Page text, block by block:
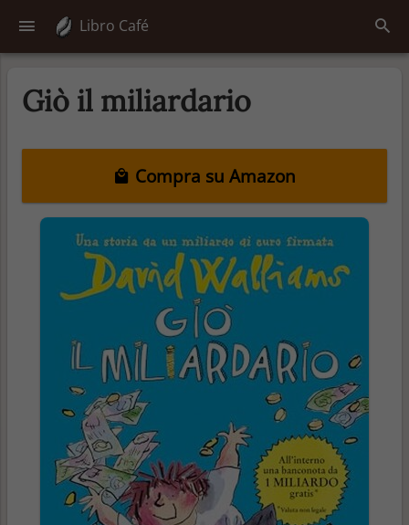
Libro Café
Giò il miliardario
Compra su Amazon